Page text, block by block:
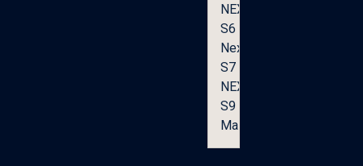
NEXTLEVEL,
S6
NextLevel,
S7
NEXTLEVEL,
S9
Masters